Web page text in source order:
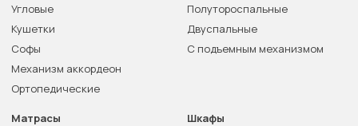
Угловые
Кушетки
Софы
Механизм аккордеон
Ортопедические
Полутороспальные
Двуспальные
С подъемным механизмом
Матрасы
Шкафы